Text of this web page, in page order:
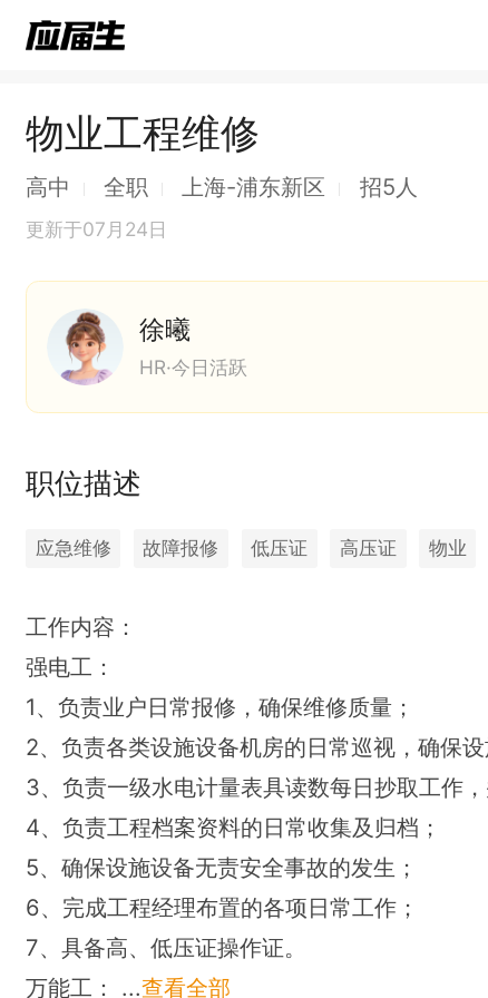
物业工程维修
高中 全职 上海-浦东新区 招5人
更新于07月24日
徐曦
HR·今日活跃
职位描述
应急维修 故障报修 低压证 高压证 物业
工作内容：
强电工：
1、负责业户日常报修，确保维修质量；
2、负责各类设施设备机房的日常巡视，确保
3、负责一级水电计量表具读数每日抄取工作
4、负责工程档案资料的日常收集及归档；
5、确保设施设备无责安全事故的发生；
6、完成工程经理布置的各项日常工作；
7、具备高、低压证操作证。
万能工：
...查看全部